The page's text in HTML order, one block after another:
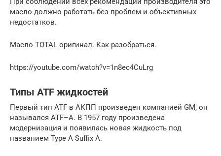
масло должно работать без проблем и объективных
недостатков.
Масло TOTAL оригинал. Как разобраться.
https://youtube.com/watch?v=1n8ec4CuLrg
Типы ATF жидкостей
Первый тип ATF в АКПП произведен компанией GM, он
назывался ATF–А. В 1957 году произведена
модернизация и появилась новая жидкость под
названием Type А Suffix А.